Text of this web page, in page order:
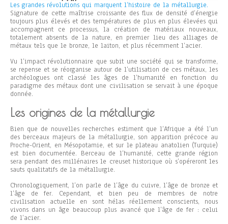
Les grandes révolutions qui marquent l’histoire de la métallurgie.
Signature de cette maîtrise croissante des flux de densité d’énergie
toujours plus élevés et des températures de plus en plus élevées qui
accompagnent ce processus, la création de matériaux nouveaux,
totalement absents de la nature, en premier lieu des alliages de
métaux tels que le bronze, le laiton, et plus récemment l’acier.
Vu l’impact révolutionnaire que subit une société qui se transforme,
se repense et se réorganise autour de l’utilisation de ces métaux, les
archéologues ont classé les âges de l’humanité en fonction du
paradigme des métaux dont une civilisation se servait à une époque
donnée.
Les origines de la métallurgie
Bien que de nouvelles recherches estiment que l’Afrique a été l’un
des berceaux majeurs de la métallurgie, son apparition précoce au
Proche-Orient, en Mésopotamie, et sur le plateau anatolien (Turquie)
est bien documentée. Berceau de l’humanité, cette grande région
sera pendant des millénaires le creuset historique où s’opéreront les
sauts qualitatifs de la métallurgie.
Chronologiquement, l’on parle de l’âge du cuivre, l’âge de bronze et
l’âge de fer. Cependant, et bien peu de membres de notre
civilisation actuelle en sont hélas réellement conscients, nous
vivons dans un âge beaucoup plus avancé que l’âge de fer : celui
de l’acier.